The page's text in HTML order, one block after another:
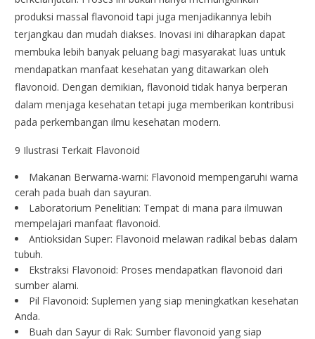
produksi massal flavonoid tapi juga menjadikannya lebih
terjangkau dan mudah diakses. Inovasi ini diharapkan dapat
membuka lebih banyak peluang bagi masyarakat luas untuk
mendapatkan manfaat kesehatan yang ditawarkan oleh
flavonoid. Dengan demikian, flavonoid tidak hanya berperan
dalam menjaga kesehatan tetapi juga memberikan kontribusi
pada perkembangan ilmu kesehatan modern.
9 Ilustrasi Terkait Flavonoid
Makanan Berwarna-warni: Flavonoid mempengaruhi warna
cerah pada buah dan sayuran.
Laboratorium Penelitian: Tempat di mana para ilmuwan
mempelajari manfaat flavonoid.
Antioksidan Super: Flavonoid melawan radikal bebas dalam
tubuh.
Ekstraksi Flavonoid: Proses mendapatkan flavonoid dari
sumber alami.
Pil Flavonoid: Suplemen yang siap meningkatkan kesehatan
Anda.
Buah dan Sayur di Rak: Sumber flavonoid yang siap